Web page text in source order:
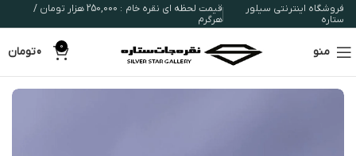
فروشگاه اینترنتی سیلور
ستاره
قیمت لحظه ای نقره خام : 250,000 هزار تومان /
هرگرم
منو 0
0تومان